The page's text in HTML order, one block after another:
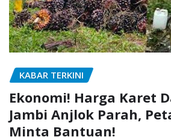
KABAR TERKINI
Ekonomi! Harga Karet
Jambi Anjlok Parah,
Minta Bantuan!